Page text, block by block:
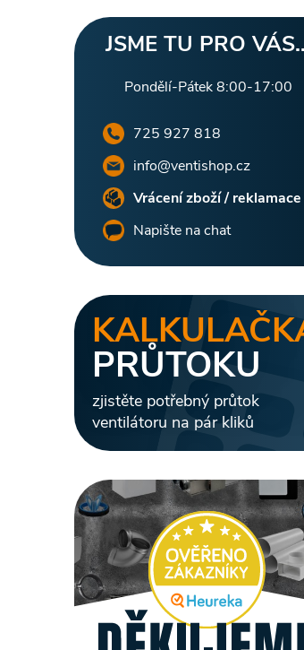
í
l
JSME TU PRO
Pondělí-Pátek 8:00-17:00
725 927 818
info@ventishop.cz
Vrácení zboží / reklamace
Napište na chat
PRŮTOKU
zjistěte potřebný průtok
ventilátoru na pár kliků